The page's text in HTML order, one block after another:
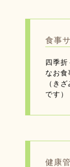
食事
四季折
なお食
（き
です）
健康